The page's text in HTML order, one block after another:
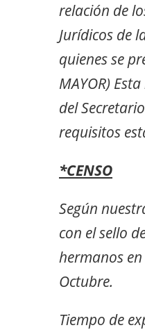
relación de
Jurídicos de
quienes se
MAYOR)
del
requisitos
*CENSO
Según
con el sello
hermanos
Octubre.
Tiempo de